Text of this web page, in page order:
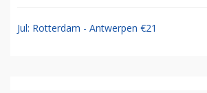
Jul: Rotterdam - Antwerpen €21